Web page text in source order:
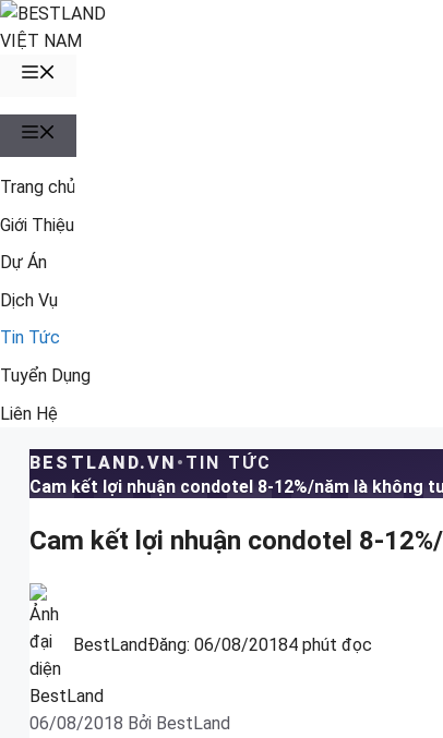
Chuyển
đến
Trang chủ
Giới Thiệu
Dự Án
Dịch Vụ
Tin Tức
Tuyển Dụng
Liên Hệ
BESTLAND.VN • TIN TỨC
Cam kết lợi nhuận condotel 8-12%/năm là không
Cam kết lợi nhuận condotel 8-
BestLandĐăng: 06/08/20184 phút đọc
06/08/2018 Bởi BestLand